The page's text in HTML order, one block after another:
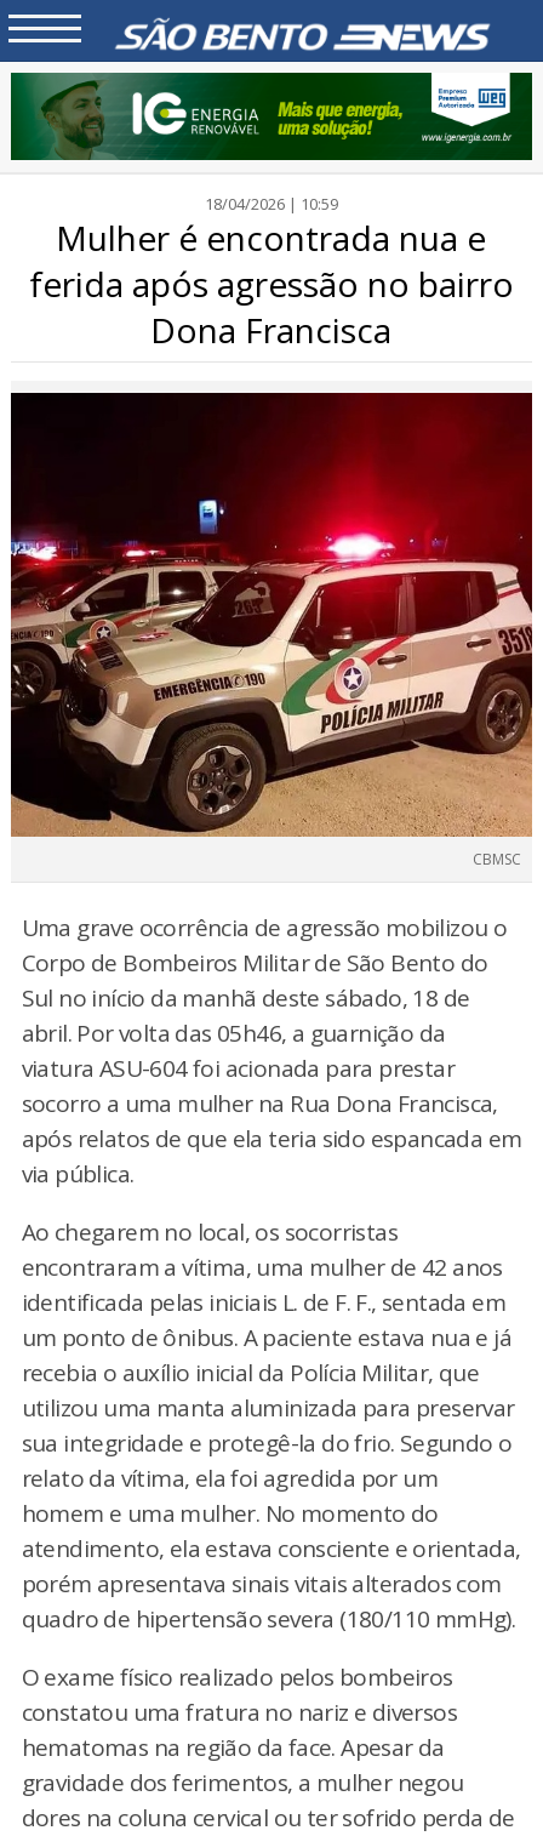
18/04/2026 | 10:59
Mulher é encontrada nua e
ferida após agressão no bairro
Dona Francisca
CBMSC
Uma grave ocorrência de agressão mobilizou o
Corpo de Bombeiros Militar de São Bento do
Sul no início da manhã deste sábado, 18 de
abril. Por volta das 05h46, a guarnição da
viatura ASU-604 foi acionada para prestar
socorro a uma mulher na Rua Dona Francisca,
após relatos de que ela teria sido espancada em
via pública.
Ao chegarem no local, os socorristas
encontraram a vítima, uma mulher de 42 anos
identificada pelas iniciais L. de F. F., sentada em
um ponto de ônibus. A paciente estava nua e já
recebia o auxílio inicial da Polícia Militar, que
utilizou uma manta aluminizada para preservar
sua integridade e protegê-la do frio. Segundo o
relato da vítima, ela foi agredida por um
homem e uma mulher. No momento do
atendimento, ela estava consciente e orientada,
porém apresentava sinais vitais alterados com
quadro de hipertensão severa (180/110 mmHg).
O exame físico realizado pelos bombeiros
constatou uma fratura no nariz e diversos
hematomas na região da face. Apesar da
gravidade dos ferimentos, a mulher negou
dores na coluna cervical ou ter sofrido perda de